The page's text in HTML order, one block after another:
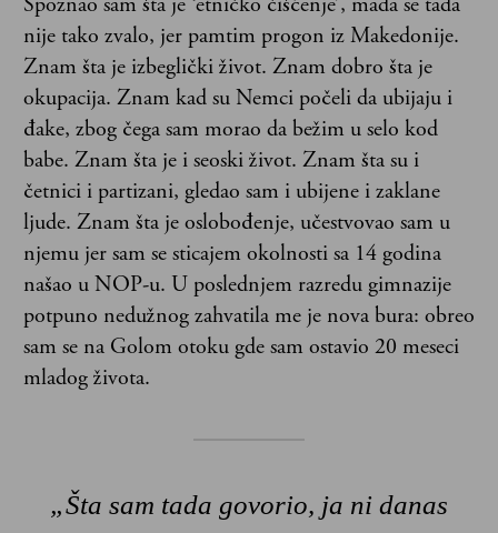
nije tako zvalo, jer pamtim progon iz Makedonije.
Znam šta je izbeglički život. Znam dobro šta je
okupacija. Znam kad su Nemci počeli da ubijaju i
đake, zbog čega sam morao da bežim u selo kod
babe. Znam šta je i seoski život. Znam šta su i
četnici i partizani, gledao sam i ubijene i zaklane
ljude. Znam šta je oslobođenje, učestvovao sam u
njemu jer sam se sticajem okolnosti sa 14 godina
našao u NOP-u. U poslednjem razredu gimnazije
potpuno nedužnog zahvatila me je nova bura: obreo
sam se na Golom otoku gde sam ostavio 20 meseci
mladog života.
„Šta sam tada govorio, ja ni danas